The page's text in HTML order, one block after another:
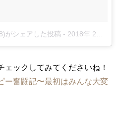
がシェアした投稿 - 2018年 2月月21日午後5時38分PST
ックしてみてくださいね！
ー奮闘記〜最初はみんな大変